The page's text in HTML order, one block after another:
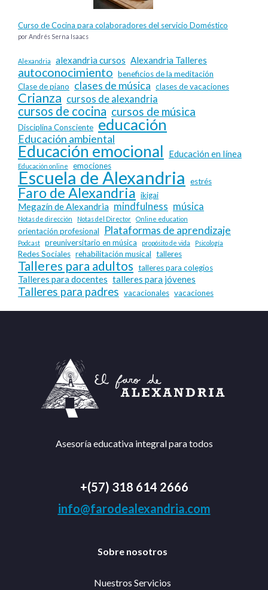
Curso de Cocina para colaboradores del servicio Doméstico
por Andrés Serna Isaacs
Alexandria alexandria cursos Alexandria Talleres
autoconocimiento beneficios de la meditación
Clase de piano
clases de música clases de vacaciones
Crianza cursos de alexandria
cursos de cocina cursos de música
Disciplina Consciente educación
Educación ambiental
Educación emocional Educación en línea
Educación online emociones
Escuela de Alexandria estrés
Faro de Alexandria ikigai
Megazín de Alexandria mindfulness música
Notas de dirección Notas del Director Online education
orientación profesional Plataformas de aprendizaje
Podcast preuniversitario en música propósito de vida Psicología
Redes Sociales rehabilitación musical talleres
Talleres para adultos talleres para colegios
Talleres para docentes talleres para jóvenes
Talleres para padres vacacionales vacaciones
Asesoría educativa integral para todos
+(57) 318 614 2666
info@farodealexandria.com
Sobre nosotros
Nuestros Servicios